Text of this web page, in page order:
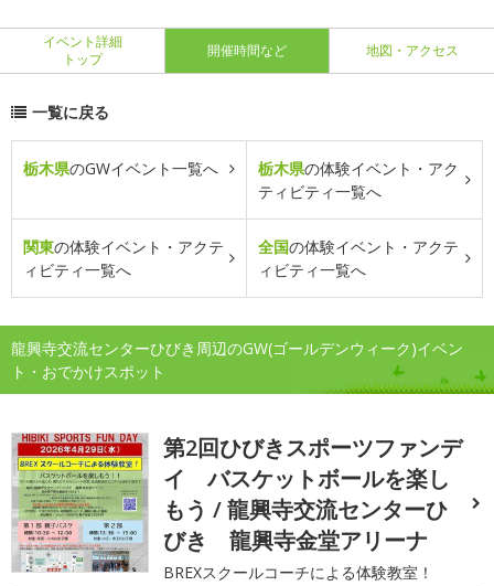
イベント詳細
トップ
開催時間など 地図・アクセス
一覧に戻る
栃木県のGWイベント一覧へ 栃木県の体験イベント・アク
ティビティ一覧へ
関東の体験イベント・アクテ
ィビティ一覧へ
全国の体験イベント・アクテ
ィビティ一覧へ
龍興寺交流センターひびき周辺のGW(ゴールデンウィーク)イベン
ト・おでかけスポット
第2回ひびきスポーツファンデ
イ バスケットボールを楽し
もう / 龍興寺交流センターひ
びき 龍興寺金堂アリーナ
BREXスクールコーチによる体験教室！